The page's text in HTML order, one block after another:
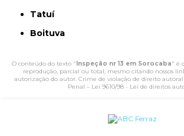
Tatuí
Boituva
O conteúdo do texto "Inspeção nr 13 em Sorocaba" é
reprodução, parcial ou total, mesmo citando nossos
autorização do autor. Crime de violação de direito
Penal – Lei 9610/98 - Lei de direitos